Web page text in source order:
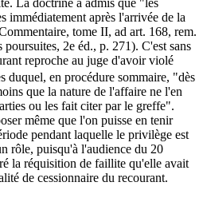
immédiatement après l'arrivée de la
tome II, ad art. 168, rem.
2e éd., p. 271). C'est sans
reproche au juge d'avoir violé
duquel, en procédure sommaire, "dès
que la nature de l'affaire ne l'en
ou les fait citer par le greffe".
même que l'on puisse en tenir
pendant laquelle le privilège est
rôle, puisqu'à l'audience du 20
la réquisition de faillite qu'elle avait
de cessionnaire du recourant.